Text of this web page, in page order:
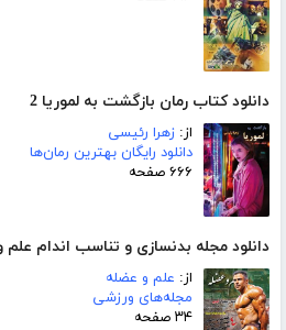
دانلود کتاب رمان بازگشت به لموریا 2
از: زهرا رئیسی
دانلود رایگان بهترین رمان‌ها
۶۶۶ صفحه
دانلود مجله بدنسازی و تناسب اندام علم و
از: علم و عضله
مجله‌های ورزشی
۳۴ صفحه